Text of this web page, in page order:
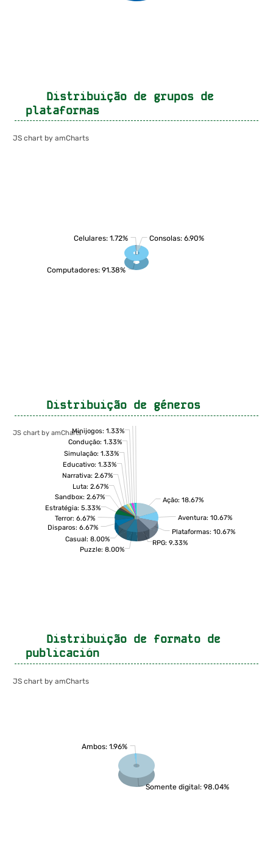
Distribuição de grupos de
plataformas
Celulares: 1.72% Consolas: 6.90%
Computadores: 91.38%
JS chart by amCharts
Distribuição de géneros
Ficção Interactiva: 1.33%
Minijogos: 1.33%
Condução: 1.33%
Simulação: 1.33%
Educativo: 1.33%
Narrativa: 2.67%
Luta: 2.67%
Sandbox: 2.67%
Estratégia: 5.33%
Terror: 6.67%
Disparos: 6.67%
Casual: 8.00%
Ação: 18.67%
Aventura: 10.67%
Plataformas: 10.67%
RPG: 9.33%
Puzzle: 8.00%
JS chart by amCharts
Distribuição de formato de
publicación
Ambos: 1.96%
Somente digital: 98.04%
JS chart by amCharts